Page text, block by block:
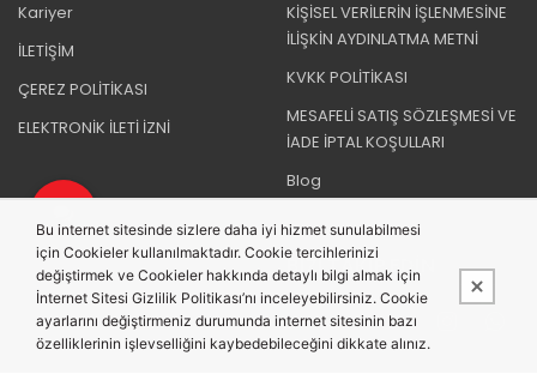
Kariyer
İLETİŞİM
ÇEREZ POLİTİKASI
ELEKTRONİK İLETİ İZNİ
KİŞİSEL VERİLERİN İŞLENMESİNE
İLİŞKİN AYDINLATMA METNİ
KVKK POLİTİKASI
MESAFELİ SATIŞ SÖZLEŞMESİ VE
İADE İPTAL KOŞULLARI
Blog
BIZI TAKIP EDIN
Bu internet sitesinde sizlere daha iyi hizmet sunulabilmesi
için Cookieler kullanılmaktadır. Cookie tercihlerinizi
değiştirmek ve Cookieler hakkında detaylı bilgi almak için
İnternet Sitesi Gizlilik Politikası’nı inceleyebilirsiniz. Cookie
ayarlarını değiştirmeniz durumunda internet sitesinin bazı
özelliklerinin işlevselliğini kaybedebileceğini dikkate alınız.